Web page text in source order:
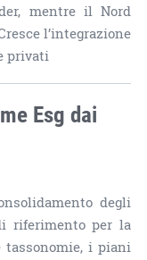
mentre il Nord
l’integrazione
privati
Esg dai
degli
riferimento per la
i piani